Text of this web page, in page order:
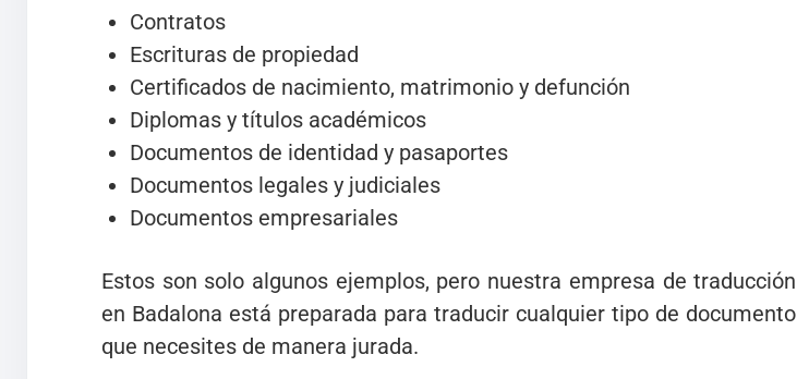
Contratos
Escrituras de propiedad
Certificados de nacimiento, matrimonio y defunción
Diplomas y títulos académicos
Documentos de identidad y pasaportes
Documentos legales y judiciales
Documentos empresariales
Estos son solo algunos ejemplos, pero nuestra empresa de traducción
en Badalona está preparada para traducir cualquier tipo de documento
que necesites de manera jurada.